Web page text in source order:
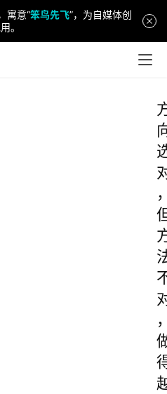
寓意“笨鸟先飞”，为自媒体创
。